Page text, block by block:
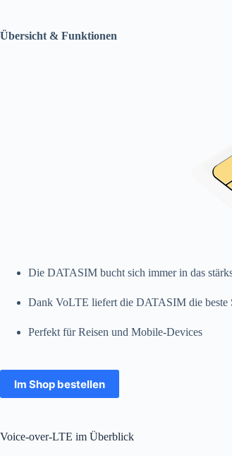
Übersicht & Funktionen
Die DATASIM bucht sich immer in das
Dank VoLTE liefert die DATASIM die beste
Perfekt für Reisen und Mobile-Devices
Im Shop bestellen
Voice-over-LTE im Überblick